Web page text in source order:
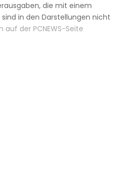
die mit einem
in den Darstellungen nicht
auf der PCNEWS-Seite